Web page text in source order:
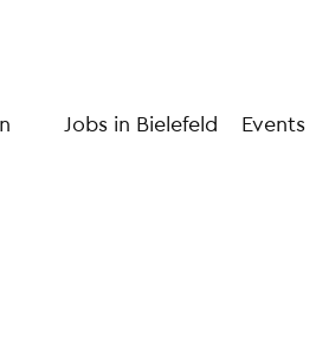
Jobs in Bielefeld Events